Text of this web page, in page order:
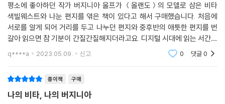
내 사랑, 당신과 보낸 행복한 시간에 감사해.
당신이 아는 것보다 더, 당신은 내게 중요해. _비타
--- p.622
평소에 좋아하던 작가 버지니아 울프가 ＜올랜도＞의 모델로 삼은 비타
색빌웨스트와 나눈 편지를 엮은 책이 있다고 해서 구매했습니다. 처음에
서로를 알게 되어 거리를 두고 나누던 편지와 중후반의 애틋한 편지를 번
갈아 읽으면 참 기분이 간질간질해지더라고요. 디지털 시대에 읽는 서간집
은 마음에 굉장히 묘한 울림을 주네요...주변인들에게 편지를 보내고 싶어
집니다.
q****a 2023.05.09. 신고 0 댓글0
종이책 구매
나의 비타, 나의 버지니아